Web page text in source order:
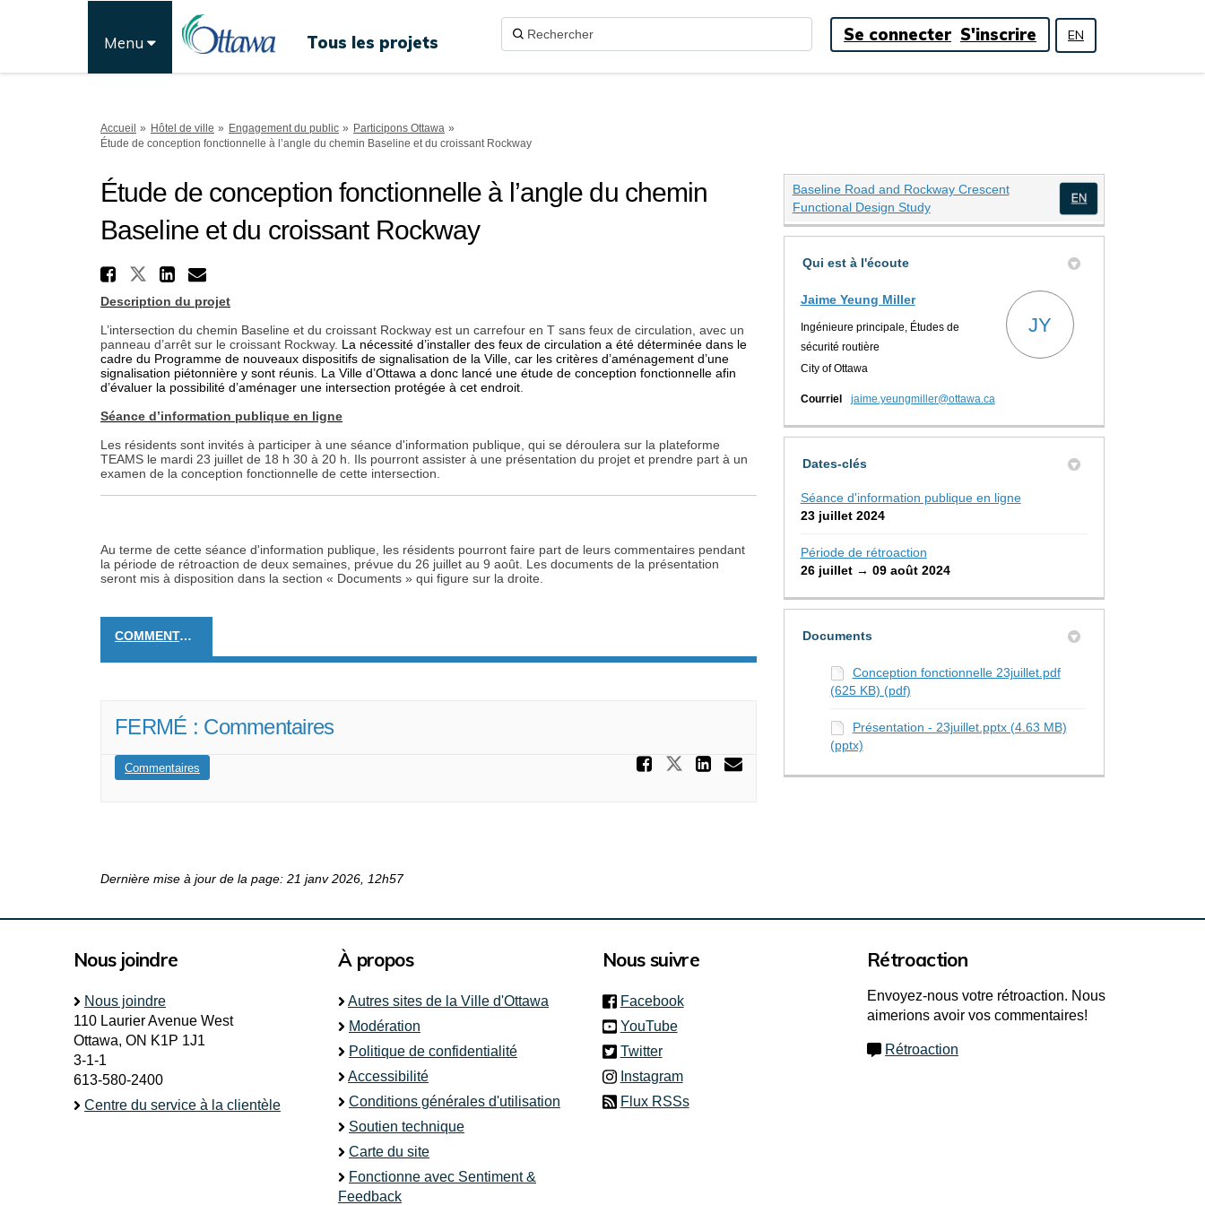
Menu EN
Tous les projets Se connecter S'inscrire
Vous êtes ici:
Accueil Hôtel de ville Engagement du public
Participons Ottawa
Étude de conception fonctionnelle à l’angle du chemin Baseline et du croissant Rockway
Étude de conception fonctionnelle à l’angle du chemin
Baseline et du croissant Rockway
Partager Étude de conception fonctionnelle à l’angle du chemin Baseline et du croissant
Partager Étude de conception fonctionnelle à l’angle du chemin Baseline et du croissant
Partager Étude de conception fonctionnelle à l’angle du chemin Baseline et du croissant
Courriel Étude de conception fonctionnelle à l’angle du chemin Baseline et du
Description du projet
L’intersection du chemin Baseline et du croissant Rockway est un carrefour en T sans feux de circulation, avec un
panneau d’arrêt sur le croissant Rockway. La nécessité d’installer des feux de circulation a été déterminée dans le
cadre du Programme de nouveaux dispositifs de signalisation de la Ville, car les critères d’aménagement d’une
signalisation piétonnière y sont réunis. La Ville d’Ottawa a donc lancé une étude de conception fonctionnelle afin
d’évaluer la possibilité d’aménager une intersection protégée à cet endroit
Séance d’information publique en ligne
Les résidents sont invités à participer à une séance d'information publique, qui se déroulera sur la plateforme
TEAMS le mardi 23 juillet de 18 h 30 à 20 h. Ils pourront assister à une présentation du projet et prendre part à un
examen de la conception fonctionnelle de cette intersection.
Au terme de cette séance d'information publique, les résidents pourront faire part de leurs commentaires pendant
la période de rétroaction de deux semaines, prévue du 26 juillet au 9 août. Les documents de la présentation
seront mis à disposition dans la section « Documents » qui figure sur la droite.
COMMENTAIRES
FERMÉ : Commentaires
Commentaires Partager FERMÉ : Commentaires sur Facebook
Partager FERMÉ : Commentaires sur Twitter
Partager FERMÉ : Commentaires sur Linkedin
Courriel FERMÉ : Commentaires lien
Dernière mise à jour de la page: 21 janv 2026, 12h57
Baseline Road and Rockway Crescent
Functional Design Study(Liens externes)
(Liens externes)
Qui est à l'écoute
Jaime Yeung Miller
Ingénieure principale, Études de
sécurité routière
City of Ottawa
JY
Courriel jaime.yeungmiller@ottawa.ca(Liens externes)
Dates-clés
Séance d'information publique en ligne
23 juillet 2024
Période de rétroaction
26 juillet → 09 août 2024
Documents
Conception fonctionnelle 23juillet.pdf
(625 KB) (pdf)
Présentation - 23juillet.pptx (4.63 MB)
(pptx)
Nous joindre
Nous joindre
110 Laurier Avenue West
Ottawa, ON K1P 1J1
3-1-1
613-580-2400
Centre du service à la clientèle
À propos
Autres sites de la Ville d'Ottawa
Modération
Politique de confidentialité
Accessibilité
Conditions générales d'utilisation
Soutien technique
Carte du site
Fonctionne avec Sentiment &
Feedback
Nous suivre
Facebook(link is external)
YouTube
Twitter(link is external)
Instagram
Flux RSSs
Rétroaction
Envoyez-nous votre rétroaction. Nous
aimerions avoir vos commentaires!
Rétroaction